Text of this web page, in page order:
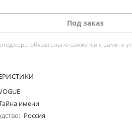
Под заказ
обязательно свяжутся с вами и
имени
Россия